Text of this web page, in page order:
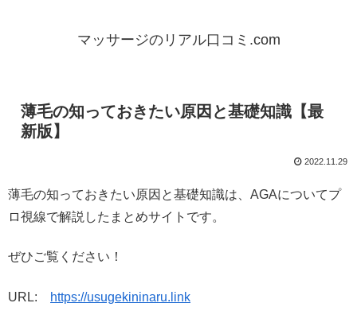
マッサージのリアル口コミ.com
薄毛の知っておきたい原因と基礎知識【最
新版】
2022.11.29
薄毛の知っておきたい原因と基礎知識は、AGAについてプ
ロ視線で解説したまとめサイトです。
ぜひご覧ください！
URL: https://usugekininaru.link